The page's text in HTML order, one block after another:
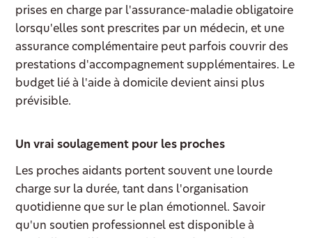
prises en charge par l'assurance-maladie obligatoire
lorsqu'elles sont prescrites par un médecin, et une
assurance complémentaire peut parfois couvrir des
prestations d'accompagnement supplémentaires. Le
budget lié à l'aide à domicile devient ainsi plus
prévisible.
Un vrai soulagement pour les proches
Les proches aidants portent souvent une lourde
charge sur la durée, tant dans l'organisation
quotidienne que sur le plan émotionnel. Savoir
qu'un soutien professionnel est disponible à